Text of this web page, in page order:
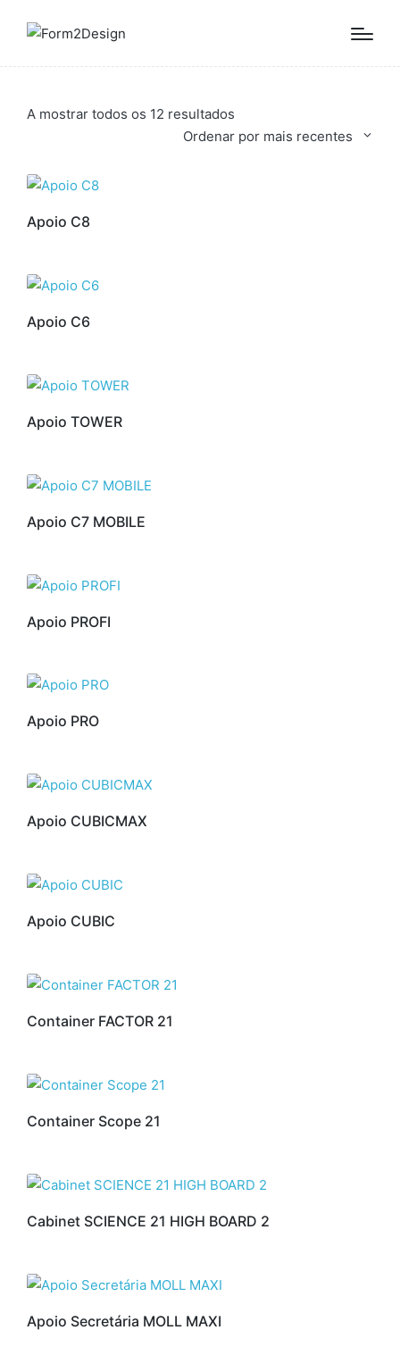
A mostrar todos os 12 resultados
por
Ordenar por mais recentes
Apoio C8
Apoio C6
Apoio TOWER
Apoio C7 MOBILE
Apoio PROFI
Apoio PRO
Apoio CUBICMAX
Apoio CUBIC
Container FACTOR 21
Container Scope 21
Cabinet SCIENCE 21 HIGH BOARD 2
Apoio Secretária MOLL MAXI